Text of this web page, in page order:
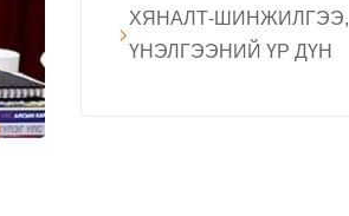
ХЯНАЛТ-ШИНЖИЛГЭЭ,
ҮНЭЛГЭЭНИЙ ҮР ДҮН